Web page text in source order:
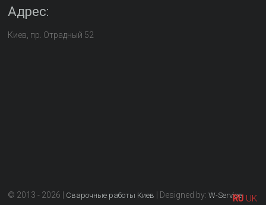
Адрес:
Киев, пр. Отрадный 52
© 2013 - 2026 | Сварочные работы Киев | Designed by:W-Service
RU UK